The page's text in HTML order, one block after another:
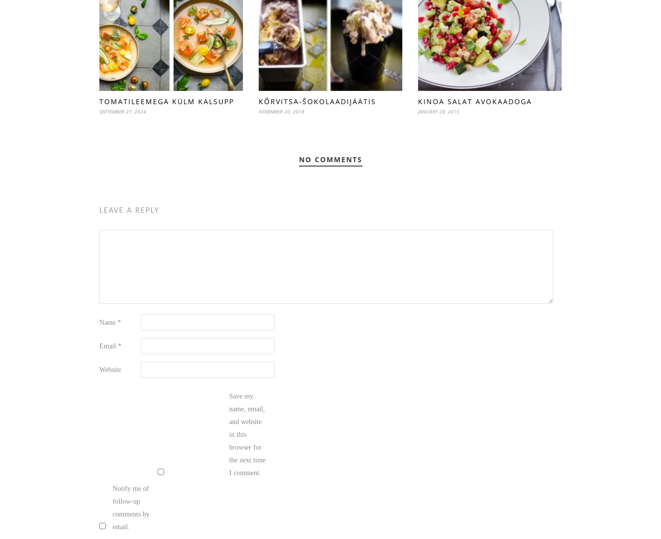
TOMATILEEMEGA KÜLM KALSUPP
SEPTEMBER 27, 2024
KÕRVITSA-ŠOKOLAADIJÄÄTIS
NOVEMBER 20, 2018
KINOA SALAT AVOKAADOGA
JANUARY 28, 2015
NO COMMENTS
LEAVE A REPLY
Name *
Email *
Website
Save my
name, email,
and website
in this
browser for
the next time
I comment.
Notify me of
follow-up
comments by
email.